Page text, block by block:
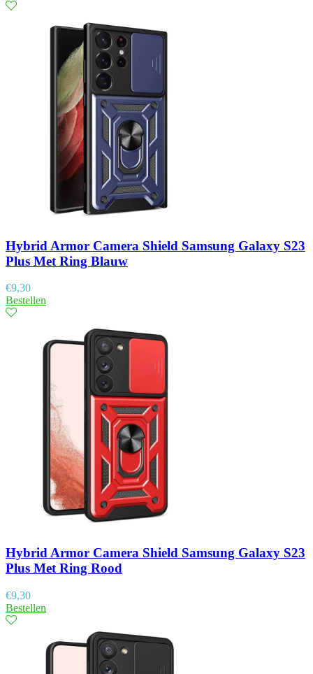
Hybrid Armor Camera Shield Samsung Galaxy S23
Plus Met Ring Blauw
€9,30
Bestellen
Hybrid Armor Camera Shield Samsung Galaxy S23
Plus Met Ring Rood
€9,30
Bestellen